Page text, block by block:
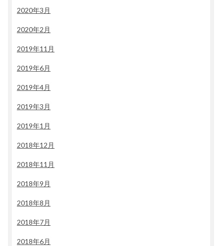
2020年3月
2020年2月
2019年11月
2019年6月
2019年4月
2019年3月
2019年1月
2018年12月
2018年11月
2018年9月
2018年8月
2018年7月
2018年6月